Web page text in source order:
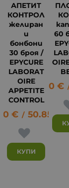
АПЕТИТ
КОНТРОЛ
желиран
и
бонбони
30 броя /
EPYCURE
LABORAT
OIRE
APPETITE
CONTROL
€ / 50.85 лв.
КУПИ
60
37.00 €